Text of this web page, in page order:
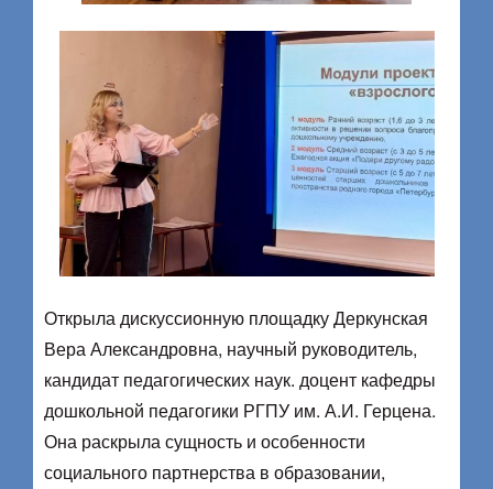
Открыла дискуссионную площадку Деркунская
Вера Александровна, научный руководитель,
кандидат педагогических наук. доцент кафедры
дошкольной педагогики РГПУ им. А.И. Герцена.
Она раскрыла сущность и особенности
социального партнерства в образовании,